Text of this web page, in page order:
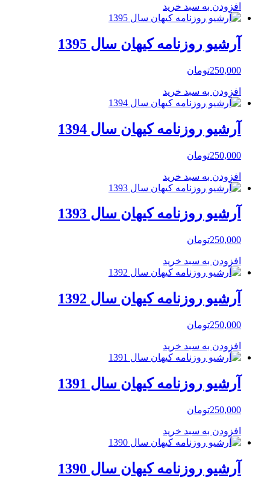
افزودن به سبد خرید
آرشیو روزنامه کیهان سال 1395
250,000تومان
افزودن به سبد خرید
آرشیو روزنامه کیهان سال 1394
250,000تومان
افزودن به سبد خرید
آرشیو روزنامه کیهان سال 1393
250,000تومان
افزودن به سبد خرید
آرشیو روزنامه کیهان سال 1392
250,000تومان
افزودن به سبد خرید
آرشیو روزنامه کیهان سال 1391
250,000تومان
افزودن به سبد خرید
آرشیو روزنامه کیهان سال 1390